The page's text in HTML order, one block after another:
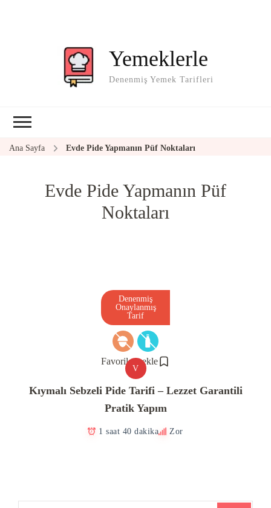
Yemeklerle
Denenmiş Yemek Tarifleri
Ana Sayfa Evde Pide Yapmanın Püf Noktaları
Evde Pide Yapmanın Püf
Noktaları
Favorilere ekle
Denenmiş
Onaylanmış
Tarif
V
Kıymalı Sebzeli Pide Tarifi – Lezzet Garantili
Pratik Yapım
1 saat 40 dakika Zor